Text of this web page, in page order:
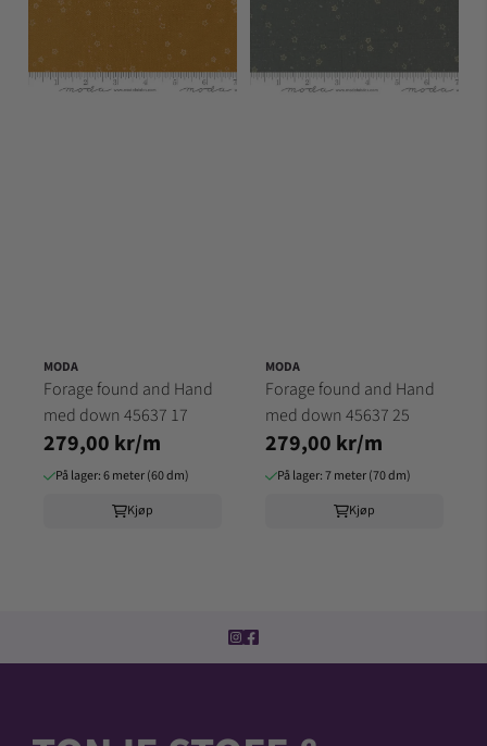
MODA
Forage found and Hand
med down 45637 17
279,00 kr/m
På lager: 6 meter (60 dm)
Kjøp
MODA
Forage found and Hand
med down 45637 25
279,00 kr/m
På lager: 7 meter (70 dm)
Kjøp